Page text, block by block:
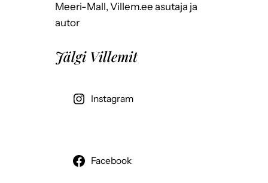
Meeri-Mall, Villem.ee asutaja ja
autor
Jälgi Villemit
Instagram
Facebook